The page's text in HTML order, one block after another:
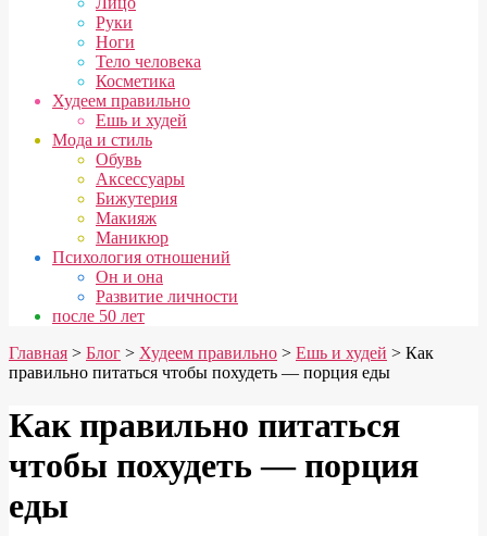
Руки
Ноги
Тело человека
Косметика
Худеем правильно
Ешь и худей
Мода и стиль
Обувь
Аксессуары
Бижутерия
Макияж
Маникюр
Психология отношений
Он и она
Развитие личности
после 50 лет
Главная > Блог > Худеем правильно > Ешь и худей > Как
правильно питаться чтобы похудеть — порция еды
Как правильно питаться
чтобы похудеть — порция
еды